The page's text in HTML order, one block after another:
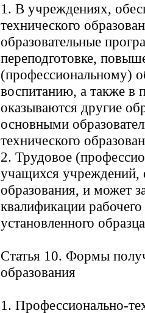
1. В учреждениях,
технического
образовательные
переподготовке,
(профессиональному)
воспитанию, а также в
оказываются другие
основными
технического
2. Трудовое
учащихся учреждений,
образования, и может
квалификации
установленного
Статья 10. Формы
образования
1. Профессионально-